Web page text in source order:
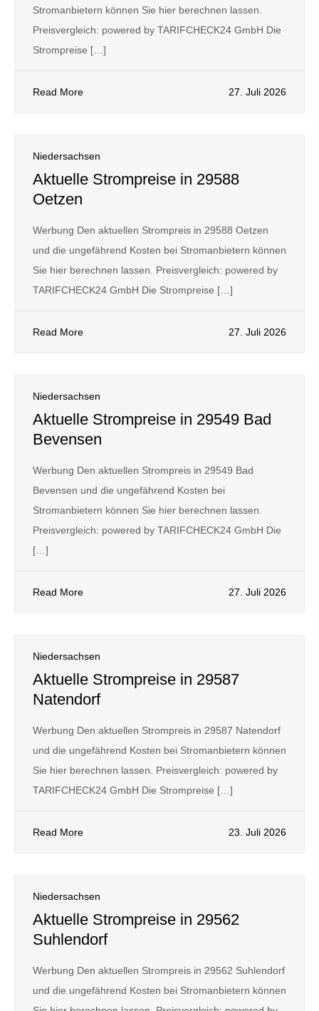
Stromanbietern können Sie hier berechnen lassen.
Preisvergleich: powered by TARIFCHECK24 GmbH Die
Strompreise […]
Read More 27. Juli 2026
Niedersachsen
Aktuelle Strompreise in 29588
Oetzen
Werbung Den aktuellen Strompreis in 29588 Oetzen
und die ungefährend Kosten bei Stromanbietern können
Sie hier berechnen lassen. Preisvergleich: powered by
TARIFCHECK24 GmbH Die Strompreise […]
Read More 27. Juli 2026
Niedersachsen
Aktuelle Strompreise in 29549 Bad
Bevensen
Werbung Den aktuellen Strompreis in 29549 Bad
Bevensen und die ungefährend Kosten bei
Stromanbietern können Sie hier berechnen lassen.
Preisvergleich: powered by TARIFCHECK24 GmbH Die
[…]
Read More 27. Juli 2026
Niedersachsen
Aktuelle Strompreise in 29587
Natendorf
Werbung Den aktuellen Strompreis in 29587 Natendorf
und die ungefährend Kosten bei Stromanbietern können
Sie hier berechnen lassen. Preisvergleich: powered by
TARIFCHECK24 GmbH Die Strompreise […]
Read More 23. Juli 2026
Niedersachsen
Aktuelle Strompreise in 29562
Suhlendorf
Werbung Den aktuellen Strompreis in 29562 Suhlendorf
und die ungefährend Kosten bei Stromanbietern können